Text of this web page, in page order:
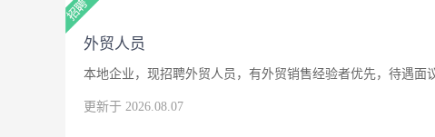
外贸人员
本地企业，现招聘外贸人员，有外贸销售经验者优先，待遇面
更新于 2026.08.07